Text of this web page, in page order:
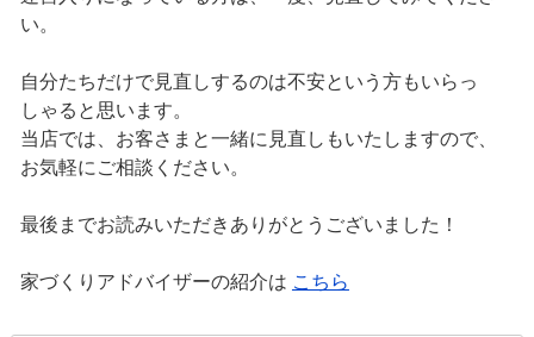
い。
自分たちだけで見直しするのは不安という方もいらっ
しゃると思います。
当店では、お客さまと一緒に見直しもいたしますので、
お気軽にご相談ください。
最後までお読みいただきありがとうございました！
家づくりアドバイザーの紹介は こちら